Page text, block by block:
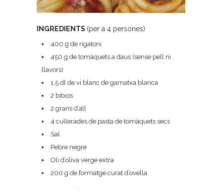
INGREDIENTS (per a 4 persones)
400 g de rigatoni
450 g de tomàquets a daus (sense pell ni
llavors)
1,5 dl de vi blanc de garnatxa blanca
2 bitxos
2 grans d’all
4 cullerades de pasta de tomàquets secs
Sal
Pebre negre
Oli d’oliva verge extra
200 g de formatge curat d’ovella